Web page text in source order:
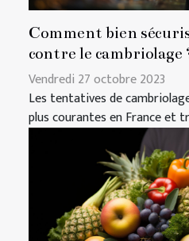
Comment bien
contre le cambriolage
Vendredi 27 octobre 2023
Les tentatives de
plus courantes en France et